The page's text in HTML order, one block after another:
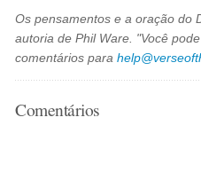
Os pensamentos e a oração do
autoria de Phil Ware. "Você
comentários para
Comentários